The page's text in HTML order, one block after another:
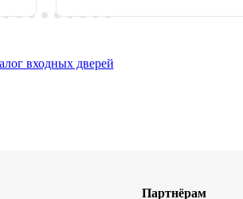
входных дверей
Партнёрам